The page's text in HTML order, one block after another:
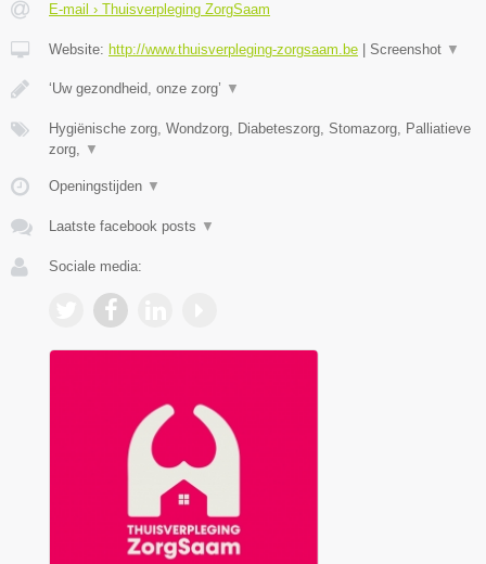
E-mail › Thuisverpleging ZorgSaam
Website: http://www.thuisverpleging-zorgsaam.be Screenshot ▼
‘Uw gezondheid, onze zorg’ ▼
Hygiënische zorg, Wondzorg, Diabeteszorg, Stomazorg, Palliatieve
zorg, ▼
Openingstijden ▼
Laatste facebook posts ▼
Sociale media: